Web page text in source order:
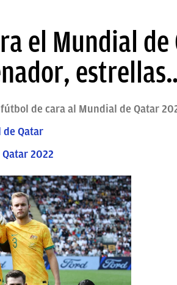
el Mundial de
de cara al Mundial de Qatar
de Qatar
2022